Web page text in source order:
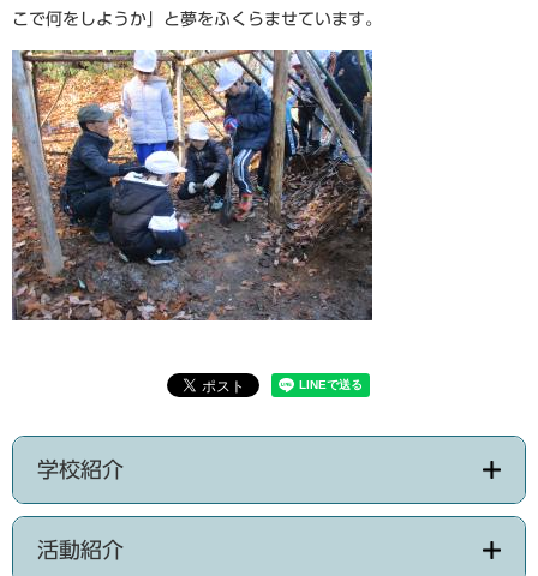
こで何をしようか」と夢をふくらませています。
学校紹介
活動紹介